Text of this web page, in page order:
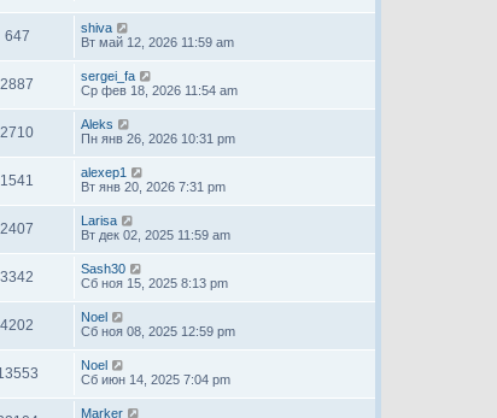
647
shiva
Вт май 12, 2026 11:59 am
2887
sergei_fa
Ср фев 18, 2026 11:54 am
2710
Aleks
Пн янв 26, 2026 10:31 pm
1541
alexep1
Вт янв 20, 2026 7:31 pm
2407
Larisa
Вт дек 02, 2025 11:59 am
3342
Sash30
Сб ноя 15, 2025 8:13 pm
4202
Noel
Сб ноя 08, 2025 12:59 pm
Noel
Сб июн 14, 2025 7:04 pm
Marker